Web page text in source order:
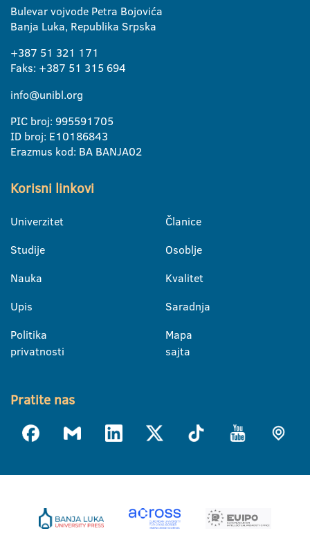
Bulevar vojvode Petra Bojovića
Banja Luka, Republika Srpska
+387 51 321 171
Faks: +387 51 315 694
info@unibl.org
PIC broj: 995591705
ID broj: E10186843
Erazmus kod: BA BANJA02
Korisni linkovi
Univerzitet
Studije
Nauka
Upis
Politika
privatnosti
Članice
Osoblje
Kvalitet
Saradnja
Mapa
sajta
Pratite nas